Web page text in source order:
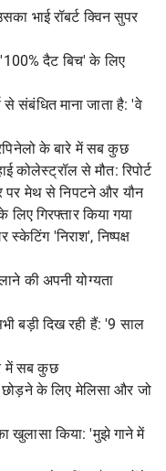
भाई रॉबर्ट क्विन सुपर
दैट बिच' के लिए
से संबंधित माना जाता है: 'वे
के बारे में सब कुछ
कोलेस्ट्रॉल से मौत: रिपोर्ट
पर मेथ से निपटने और यौन
गिरफ्तार किया गया
'निराश', निष्पक्ष
की अपनी योग्यता
बड़ी दिख रही हैं: '9 साल
में सब कुछ
छोड़ने के लिए मेलिसा और जो
खुलासा किया: 'मुझे गाने में